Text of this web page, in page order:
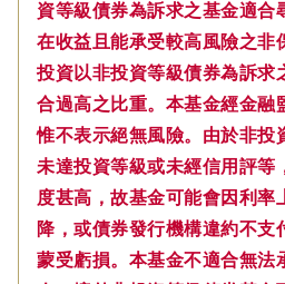
資等級債券為訴求之基金適合
在收益且能承受較高風險之非
投資以非投資等級債券為訴求
合過高之比重。本基金經金融
惟不表示絕無風險。由於非投
未達投資等級或未經信用評等
度甚高，故基金可能會因利率
降，或債券發行機構違約不支
蒙受虧損。本基金不適合無法